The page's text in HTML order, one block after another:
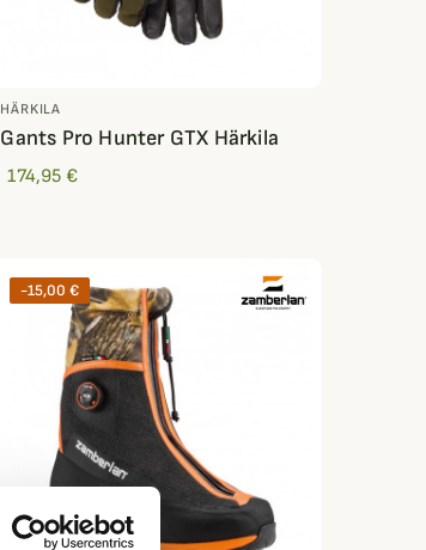
HÄRKILA
Gants Pro Hunter GTX Härkila
174,95 €
-15,00 €